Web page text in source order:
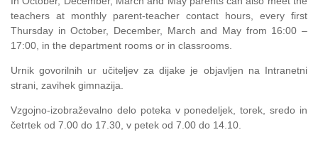
teachers at monthly parent-teacher contact hours, every first
Thursday in October, December, March and May from 16:00 –
17:00, in the department rooms or in classrooms.
Urnik govorilnih ur učiteljev za dijake je objavljen na Intranetni
strani, zavihek gimnazija.
Vzgojno-izobraževalno delo poteka v ponedeljek, torek, sredo in
četrtek od 7.00 do 17.30, v petek od 7.00 do 14.10.